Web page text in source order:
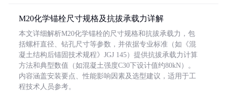
M20化学锚栓尺寸规格及抗拔承载力详解
本文详细解析M20化学锚栓的尺寸规格和抗拔承载力，包
括螺杆直径、钻孔尺寸等参数，并依据专业标准（如《混
凝土结构后锚固技术规程》JGJ 145）提供抗拔承载力计算
方法和典型数值（如混凝土强度C30下设计值约80kN）。
内容涵盖安装要点、性能影响因素及选型建议，适用于工
程技术人员参考。